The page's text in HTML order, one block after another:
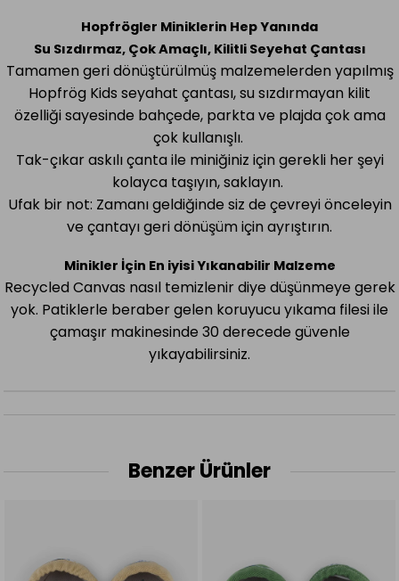
Hopfrögler Miniklerin Hep Yanında
Su Sızdırmaz, Çok Amaçlı, Kilitli Seyehat Çantası
Tamamen geri dönüştürülmüş malzemelerden yapılmış
Hopfrög Kids seyahat çantası, su sızdırmayan kilit
özelliği sayesinde bahçede, parkta ve plajda çok ama
çok kullanışlı.
Tak-çıkar askılı çanta ile miniğiniz için gerekli her şeyi
kolayca taşıyın, saklayın.
Ufak bir not: Zamanı geldiğinde siz de çevreyi önceleyin
ve çantayı geri dönüşüm için ayrıştırın.
Minikler İçin En iyisiYıkanabilir Malzeme
Recycled Canvas nasıl temizlenir diye düşünmeye gerek
yok. Patiklerle beraber gelen koruyucu yıkama filesi ile
çamaşır makinesinde 30 derecede güvenle
yıkayabilirsiniz.
Benzer Ürünler